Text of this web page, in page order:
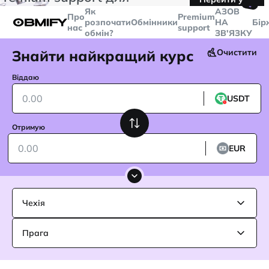
більше
Telegram
Про
нас
Як
розпочати
обмін?
ОбмінникиPremium
support
🤙
AЗОВ
НА
ЗВ'ЯЗКУ
Знайти найкращий курс Очистити
Віддаю
USDT
Отримую
EUR
Чехія
Прага